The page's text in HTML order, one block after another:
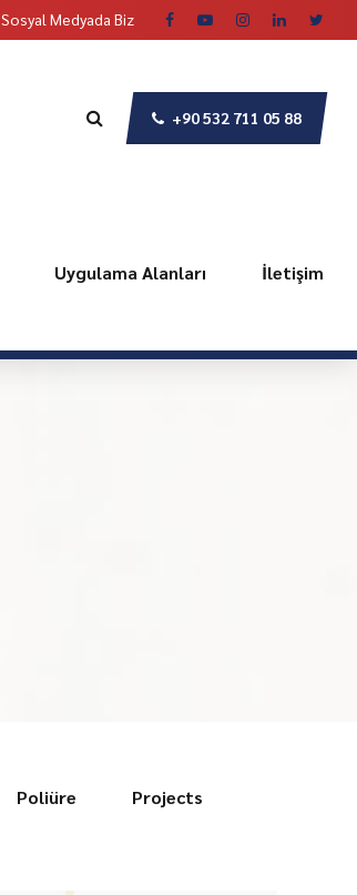
Sosyal Medyada Biz
+90 532 711 05 88
Uygulama Alanları İletişim
Poliüre
Projects